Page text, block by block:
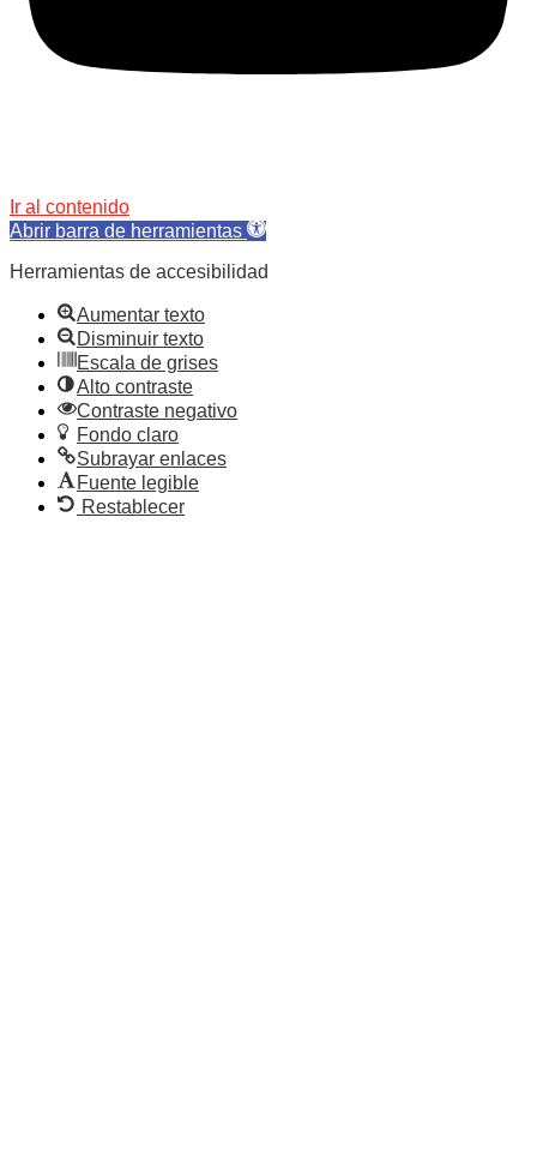
Ir al contenido
Abrir barra de herramientas
Herramientas de accesibilidad
Aumentar texto
Disminuir texto
Escala de grises
Alto contraste
Contraste negativo
Fondo claro
Subrayar enlaces
Fuente legible
Restablecer